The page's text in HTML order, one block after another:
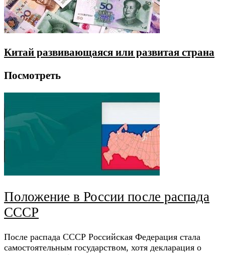
Китай развивающаяся или развитая страна
Посмотреть
Положение в России после распада
СССР
После распада СССР Российская Федерация стала
самостоятельным государством, хотя декларация о